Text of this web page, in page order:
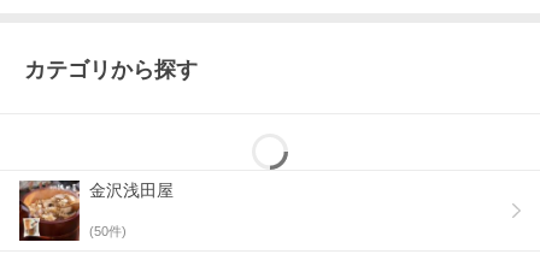
カテゴリから探す
金沢浅田屋
(50件)